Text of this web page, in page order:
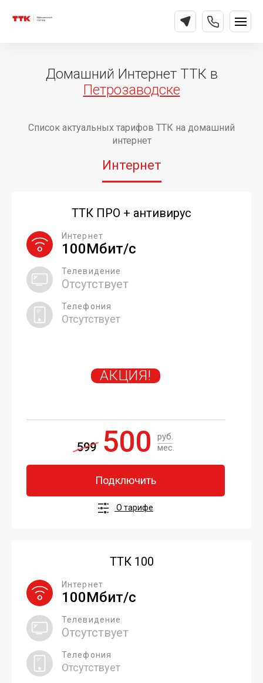
Домашний Интернет ТТК в
Петрозаводске
Список актуальных тарифов ТТК на домашний
интернет
Интернет
ТТК ПРО + антивирус
100Мбит/с
Интернет
Отсутствует
Телевидение
Отсутствует
Телефония
АКЦИЯ!
599 500
руб.
мес.
Подключить
О тарифе
ТТК 100
100Мбит/с
Интернет
Отсутствует
Телевидение
Отсутствует
Телефония